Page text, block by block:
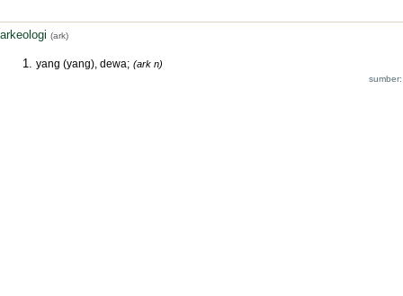
arkeologi (ark)
yang (yang), dewa; (ark n)